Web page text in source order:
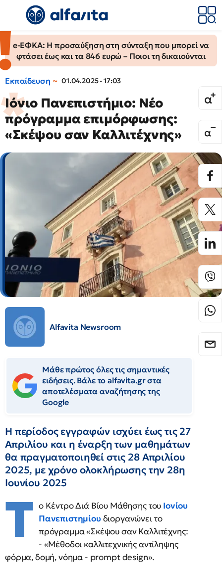
e-ΕΦΚΑ: Η προσαύξηση στη σύνταξη που μπορεί να
φτάσει έως και τα 846 ευρώ – Ποιοι τη δικαιούνται
Εκπαίδευση 01.04.2025 - 17:03
Ιόνιο Πανεπιστήμιο: Νέο
πρόγραμμα επιμόρφωσης:
«Σκέψου σαν Καλλιτέχνης»
Alfavita Newsroom
Μάθε πρώτος όλες τις σημαντικές
ειδήσεις. Βάλε το alfavita.gr στα
αποτελέσματα αναζήτησης της
Google
Η περίοδος εγγραφών ισχύει έως τις 27
Απριλίου και η έναρξη των μαθημάτων
θα πραγματοποιηθεί στις 28 Απριλίου
2025, με χρόνο ολοκλήρωσης την 28η
Ιουνίου 2025
Τ ο Κέντρο Διά Βίου Μάθησης του Ιονίου
Πανεπιστημίου διοργανώνει το
πρόγραμμα «Σκέψου σαν Καλλιτέχνης:
- «Μέθοδοι καλλιτεχνικής αντίληψης
φόρμα, δομή, νόημα - prompt design».